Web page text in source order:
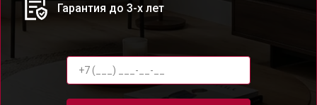
Гарантия до 3-х лет